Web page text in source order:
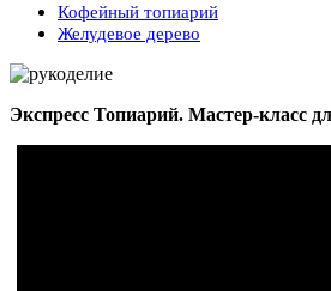
Кофейный топиарий
Желудевое дерево
Экспресс Топиарий. Мастер-класс